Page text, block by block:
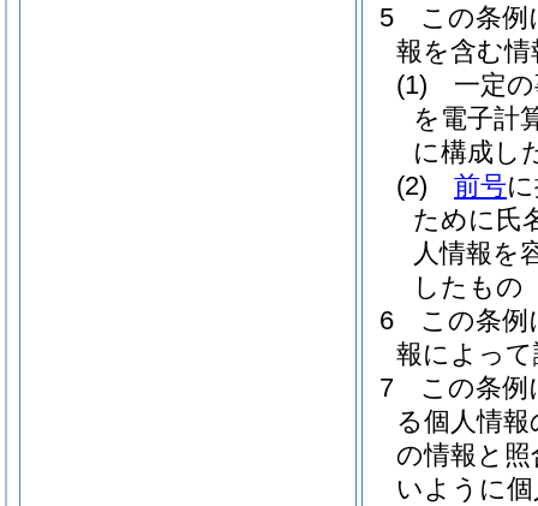
5
この条例
報を含む
(1)
一定
を電子計
に構成し
(2)
前号
ために氏
人情報を
したもの
6
この条例
報によっ
7
この条例
る個人情
の情報と
いように